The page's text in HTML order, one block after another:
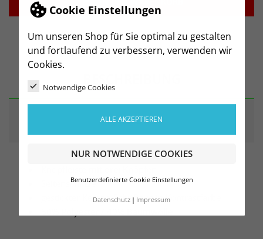
Cookie Einstellungen
Um unseren Shop für Sie optimal zu gestalten
und fortlaufend zu verbessern, verwenden wir
Cookies.
Notwendige Cookies
ALLE AKZEPTIEREN
NUR NOTWENDIGE COOKIES
Benutzerdefinierte Cookie Einstellungen
Datenschutz Impressum
ARTIKELDETAILS
Seitenschlitze
gestickter Kempa-Schriftzug in Kontrastfarbe